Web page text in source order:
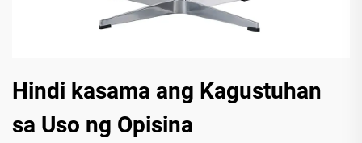
Hindi kasama ang Kagustuhan
sa Uso ng Opisina